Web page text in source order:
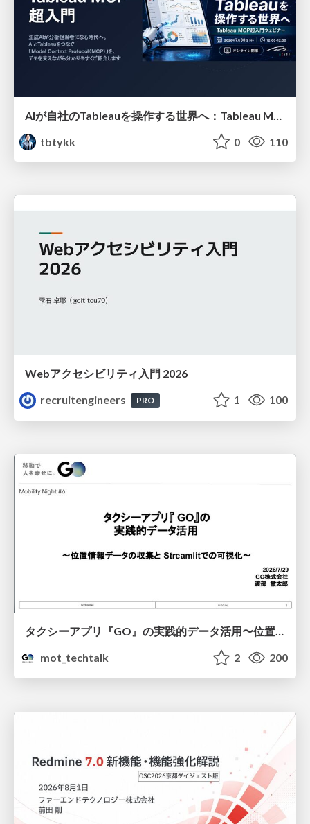
tbtykk
0 110
Webアクセシビリティ入門 2026
recruitengineers
PRO 1 100
タクシーアプリ『GO』の実践的データ活用〜位置情報データの収集とStreamlitでの可視化〜
mot_techtalk
2 200